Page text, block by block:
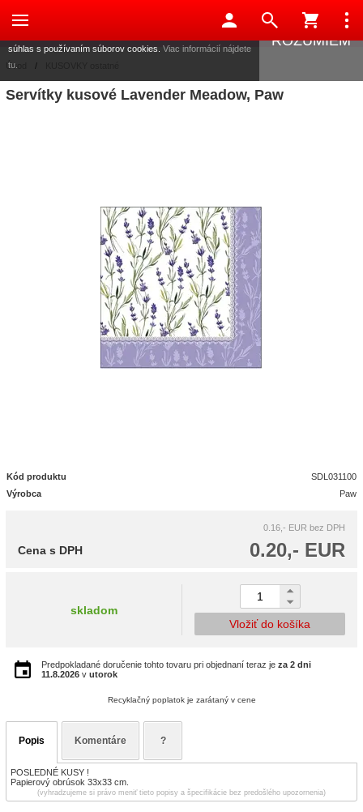
Úvod /
Servítky kusové Lavender Meadow, Paw
Kód produktu
SDL031100
Výrobca
Paw
0.16,- EUR bez DPH
0.20,- EUR
Cena s DPH
skladom
Vložiť do košíka
Predpokladané doručenie tohto tovaru pri objednaní teraz je za 2 dni
11.8.2026 v utorok
Recyklačný poplatok je zarátaný v cene
Popis Komentáre ?
POSLEDNÉ KUSY !
Papierový obrúsok 33x33 cm.
(vyhradzujeme si právo meniť tieto popisy a špecifikácie bez predošlého upozornenia)
Táto stránka používa súbory cookies, ktoré nám pomáhajú
súhlas s používaním súborov cookies. Viac informácií nájdete
tu.
ROZUMIEM